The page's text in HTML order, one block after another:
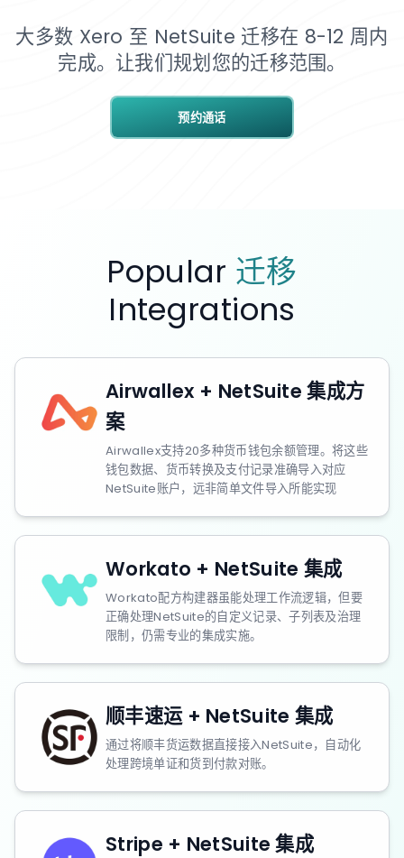
预约通话
大多数 Xero 至 NetSuite 迁移在 8-12 周内
完成。让我们规划您的迁移范围。
Popular 迁移
Integrations
Airwallex + NetSuite 集成方
案
Airwallex支持20多种货币钱包余额管理。将这些
钱包数据、货币转换及支付记录准确导入对应
NetSuite账户，远非简单文件导入所能实现
Workato + NetSuite 集成
Workato配方构建器虽能处理工作流逻辑，但要
正确处理NetSuite的自定义记录、子列表及治理
限制，仍需专业的集成实施。
顺丰速运 + NetSuite 集成
通过将顺丰货运数据直接接入NetSuite，自动化
处理跨境单证和货到付款对账。
Stripe + NetSuite 集成